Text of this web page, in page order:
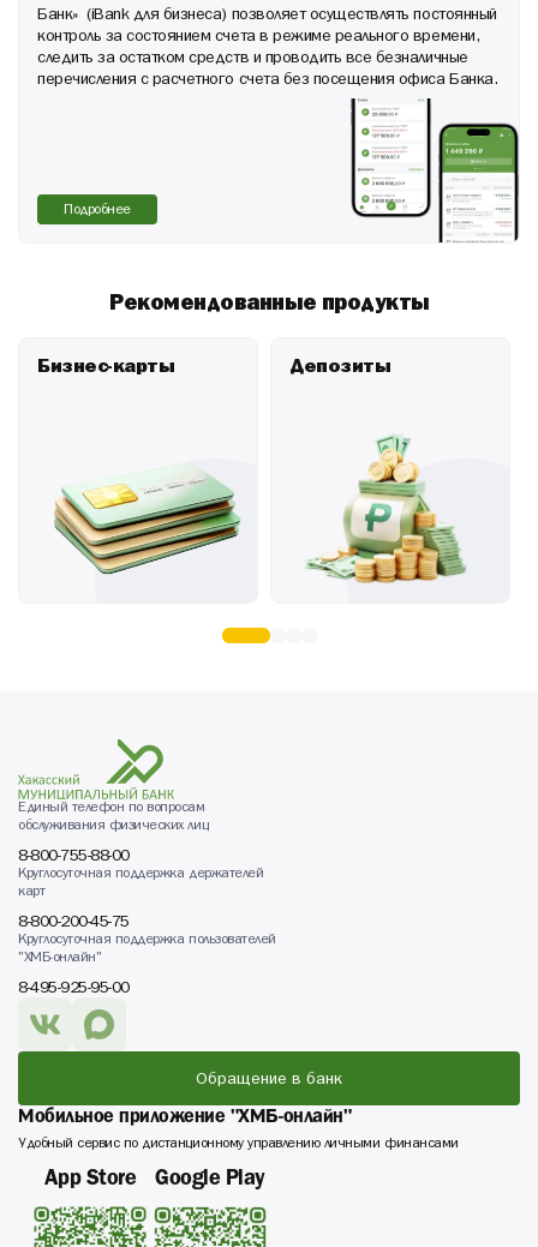
обслуживающими эти счета кредитными организациями (ПО
ДОПОЛНИТЕЛЬНОМУ ЗАПРОСУ БАНКА);
оборотно-сальдовые ведомости по счетам бухгалтерского
учета, расшифровывающим значимые статьи
«Бухгалтерского баланса» и «Отчета о финансовом
результате» (ПО ДОПОЛНИТЕЛЬНОМУ ЗАПРОСУ БАНКА).
результате» (ПО ДОПОЛНИТЕЛЬНОМУ ЗАПРОСУ БАНКА).
Банк» (iBank для бизнеса) позволяет осуществлять постоянный
контроль за состоянием счета в режиме реального времени,
следить за остатком средств и проводить все безналичные
перечисления с расчетного счета без посещения офиса Банка.
Подробнее
Рекомендованные продукты
Бизнес-карты Депозиты
Единый телефон по вопросам
обслуживания физических лиц
8-800-755-88-00
Круглосуточная поддержка держателей
карт
8-800-200-45-75
Круглосуточная поддержка пользователей
"ХМБ-онлайн"
8-495-925-95-00
Обращение в банк
Мобильное приложение "ХМБ-онлайн"
Удобный сервис по дистанционному управлению личными финансами
App Store Google Play